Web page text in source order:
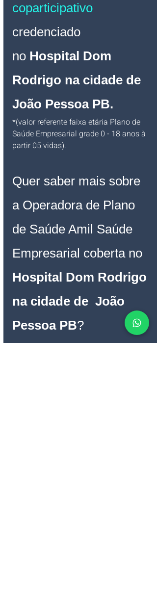
coparticipativo
credenciado
no Hospital Dom
Rodrigo na cidade de
João Pessoa PB.
*(valor referente faixa etária Plano de
Saúde Empresarial grade 0 - 18 anos à
partir 05 vidas).
Quer saber mais sobre
a Operadora de Plano
de Saúde Amil Saúde
Empresarial coberta no
Hospital Dom Rodrigo
na cidade de  João
Pessoa PB?